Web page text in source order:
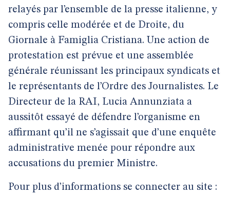
relayés par l’ensemble de la presse italienne, y
compris celle modérée et de Droite, du
Giornale à Famiglia Cristiana. Une action de
protestation est prévue et une assemblée
générale réunissant les principaux syndicats et
le représentants de l’Ordre des Journalistes. Le
Directeur de la RAI, Lucia Annunziata a
aussitôt essayé de défendre l’organisme en
affirmant qu’il ne s’agissait que d’une enquête
administrative menée pour répondre aux
accusations du premier Ministre.
Pour plus d’informations se connecter au site :